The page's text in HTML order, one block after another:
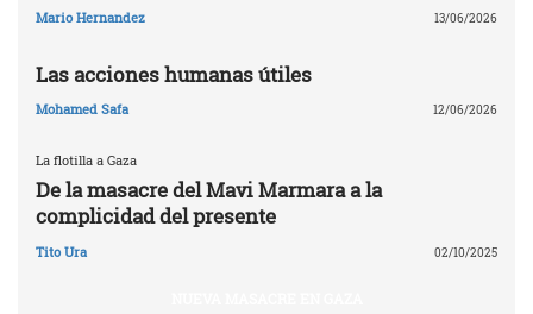
Mario Hernandez 13/06/2026
Las acciones humanas útiles
Mohamed Safa 12/06/2026
La flotilla a Gaza
De la masacre del Mavi Marmara a la
complicidad del presente
Tito Ura 02/10/2025